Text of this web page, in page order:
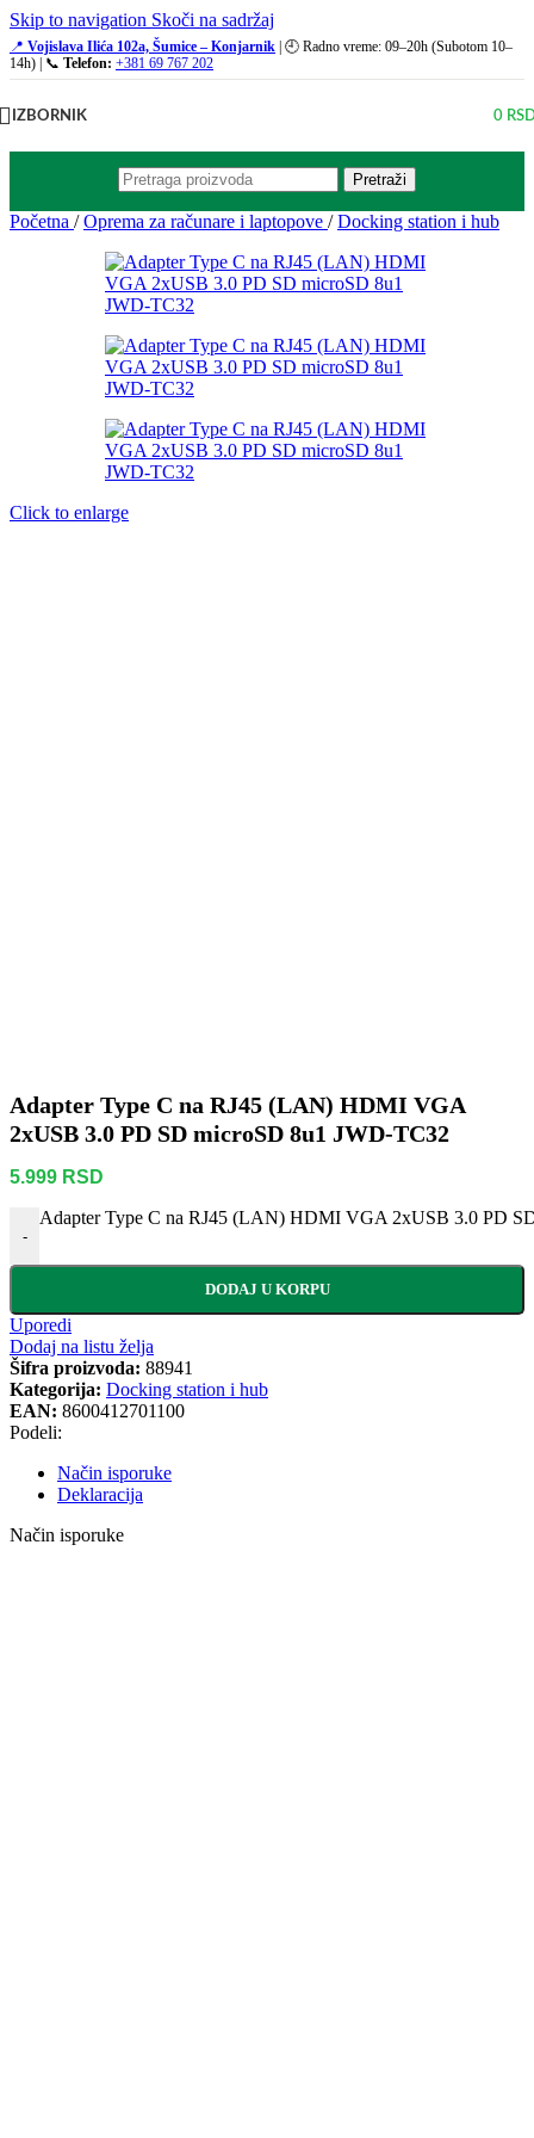
Skip to navigation Skoči na sadržaj
📍 Vojislava Ilića 102a, Šumice – Konjarnik | 🕘 Radno vreme: 09–20h (Subotom 10–
14h) | 📞 Telefon: +381 69 767 202
IZBORNIK 0
Pretraži
Početna / Oprema za računare i laptopove / Docking station i hub
Click to enlarge
Adapter Type C na RJ45 (LAN) HDMI VGA
2xUSB 3.0 PD SD microSD 8u1 JWD-TC32
5.999 RSD
-
Adapter Type C na RJ45 (LAN) HDMI VGA 2xUSB 3.0 PD
DODAJ U KORPU
Uporedi
Dodaj na listu želja
Šifra proizvoda: 88941
Kategorija: Docking station i hub
EAN: 8600412701100
Podeli:
Način isporuke
Deklaracija
Način isporuke